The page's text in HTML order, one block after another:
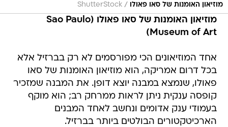
מוזיאון האומנות של סאו פאולו
/
ShutterStock
מוזיאון האומנות של סאו פאולו (Sao Paulo
Museum of Art)
אחד המוזיאונים הכי מפורסמים לא רק בברזיל אלא
בכל דרום אמריקה, הוא מוזיאון האומנות של סאו
פאולו, שנמצא במבנה יוצא דופן. את המבנה שמזכיר
קופסה ענקית ניתן לראות ממרחק רב; הוא מוקף
בעמודי ענק אדומים ונחשב לאחד המבנים
הארכיטקטורים הבולטים ביותר בברזיל.